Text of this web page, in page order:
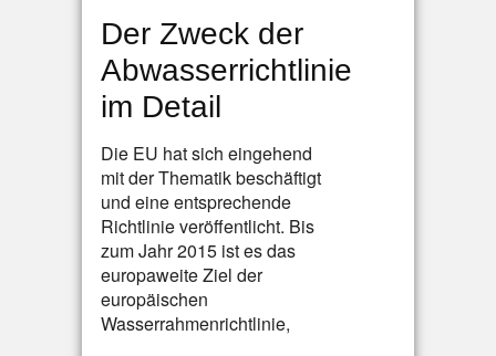
Der Zweck der
Abwasserrichtlinie
im Detail
Die EU hat sich eingehend
mit der Thematik beschäftigt
und eine entsprechende
Richtlinie veröffentlicht. Bis
zum Jahr 2015 ist es das
europaweite Ziel der
europäischen
Wasserrahmenrichtlinie,